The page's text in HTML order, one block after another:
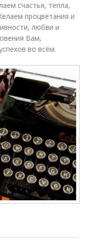
счастья, тепла,
процветания и
любви и
Вам,
во всём.